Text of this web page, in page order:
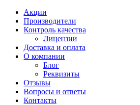
Акции
Производители
Контроль качества
Лицензии
Доставка и оплата
О компании
Блог
Реквизиты
Отзывы
Вопросы и ответы
Контакты